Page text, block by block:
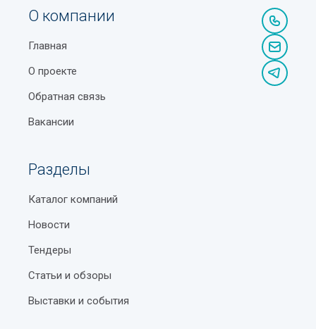
О компании
Главная
О проекте
Обратная связь
Вакансии
Разделы
Каталог компаний
Новости
Тендеры
Статьи и обзоры
Выставки и события